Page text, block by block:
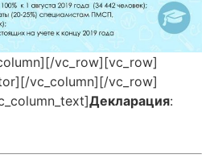
vc_row][vc_row]
vc_column][/vc_row]
Декларация: